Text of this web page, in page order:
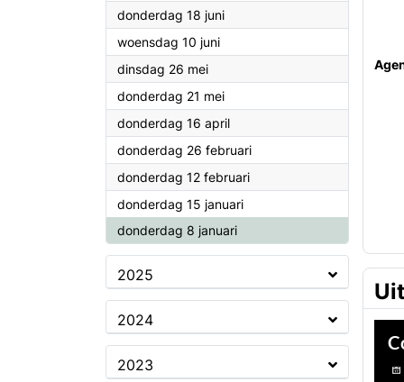
donderdag 18 juni2026
woensdag 10 juni2026
dinsdag 26 mei2026
donderdag 21 mei2026
donderdag 16 april2026
donderdag 26 februari2026
donderdag 12 februari2026
donderdag 15 januari2026
donderdag 8 januari2026
2025
2024
2023